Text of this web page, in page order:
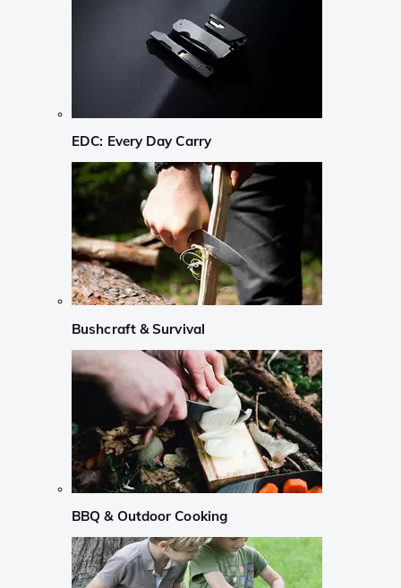
EDC: Every Day Carry
Bushcraft & Survival
BBQ & Outdoor Cooking